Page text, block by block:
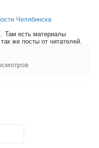
Челябинска
. Там есть материалы
же посты от читателей.